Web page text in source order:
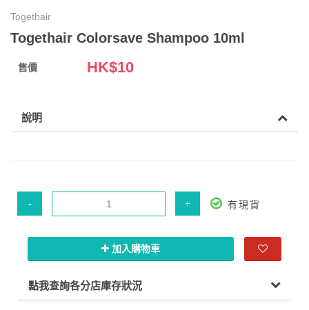
Togethair
Togethair Colorsave Shampoo 10ml
售價 HK$10
說明
- + 有現貨
加入購物車
點我查詢各分店庫存狀況